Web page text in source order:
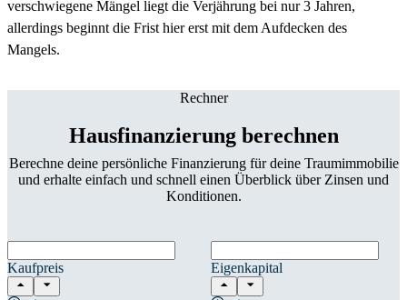
verschwiegene Mängel liegt die Verjährung bei nur 3 Jahren,
allerdings beginnt die Frist hier erst mit dem Aufdecken des
Mangels.
Rechner
Hausfinanzierung berechnen
Berechne deine persönliche Finanzierung für deine Traumimmobilie
und erhalte einfach und schnell einen Überblick über Zinsen und
Konditionen.
Kaufpreis Eigenkapital